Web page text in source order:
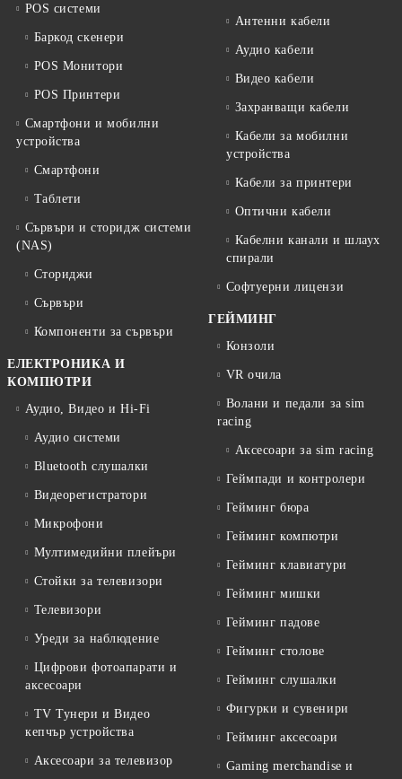
POS системи
Баркод скенери
POS Монитори
POS Принтери
Смартфони и мобилни
устройства
Смартфони
Таблети
Сървъри и сторидж системи
(NAS)
Сториджи
Сървъри
Компоненти за сървъри
ЕЛЕКТРОНИКА И
КОМПЮТРИ
Аудио, Видео и Hi-Fi
Аудио системи
Bluetooth слушалки
Видеорегистратори
Микрофони
Мултимедийни плейъри
Стойки за телевизори
Телевизори
Уреди за наблюдение
Цифрови фотоапарати и
аксесоари
TV Тунери и Видео
кепчър устройства
Аксесоари за телевизор
Антенни кабели
Аудио кабели
Видео кабели
Захранващи кабели
Кабели за мобилни
устройства
Кабели за принтери
Оптични кабели
Кабелни канали и шлаух
спирали
Софтуерни лицензи
ГЕЙМИНГ
Конзоли
VR очила
Волани и педали за sim
racing
Аксесоари за sim racing
Геймпади и контролери
Гейминг бюра
Гейминг компютри
Гейминг клавиатури
Гейминг мишки
Гейминг падове
Гейминг столове
Гейминг слушалки
Фигурки и сувенири
Гейминг аксесоари
Gaming merchandise и